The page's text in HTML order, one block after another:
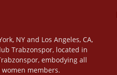
NY and Los Angeles, CA,
Trabzonspor, located in
embodying all
members.